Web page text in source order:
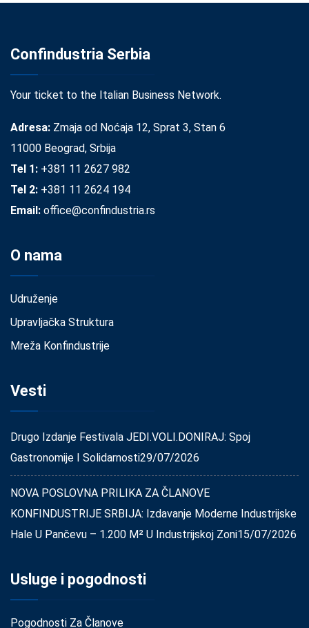
Confindustria Serbia
Your ticket to the Italian Business Network.
Adresa: Zmaja od Noćaja 12, Sprat 3, Stan 6
11000 Beograd, Srbija
Tel 1: +381 11 2627 982
Tel 2: +381 11 2624 194
Email: office@confindustria.rs
O nama
Udruženje
Upravljačka Struktura
Mreža Konfindustrije
Vesti
Drugo Izdanje Festivala JEDI.VOLI.DONIRAJ: Spoj
Gastronomije I Solidarnosti29/07/2026
NOVA POSLOVNA PRILIKA ZA ČLANOVE
KONFINDUSTRIJE SRBIJA: Izdavanje Moderne Industrijske
Hale U Pančevu – 1.200 M² U Industrijskoj Zoni15/07/2026
Usluge i pogodnosti
Pogodnosti Za Članove